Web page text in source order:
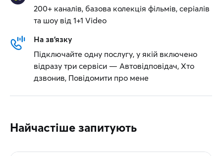
200+ каналів, базова колекція фільмів, серіалів
та шоу від 1+1 Video
На зв'язку
Підключайте одну послугу, у якій включено
відразу три сервіси — Автовідповідач, Хто
дзвонив, Повідомити про мене
Найчастіше запитують